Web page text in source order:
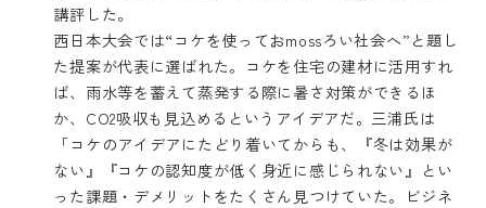
講評した。
西日本大会では“コケを使っておmossろい社会へ”と題し
た提案が代表に選ばれた。コケを住宅の建材に活用すれ
ば、雨水等を蓄えて蒸発する際に暑さ対策ができるほ
か、CO2吸収も見込めるというアイデアだ。三浦氏は
「コケのアイデアにたどり着いてからも、『冬は効果が
ない』『コケの認知度が低く身近に感じられない』とい
った課題・デメリットをたくさん見つけていた。ビジネ